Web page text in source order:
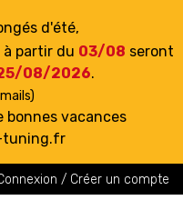
d'été,
à partir du 03/08 seront
08/2026.
bonnes vacances
tuning.fr
/ Créer un compte